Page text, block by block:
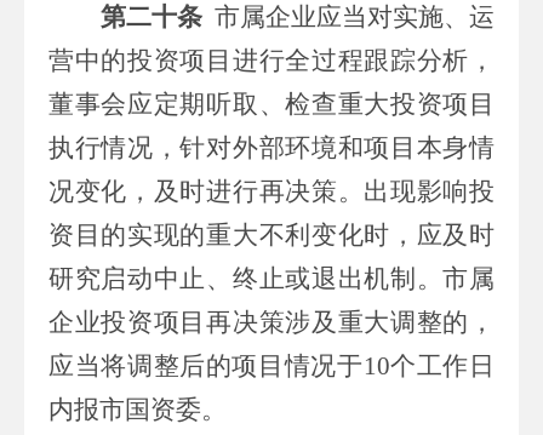
第二十条 市属企业应当对实施、运
营中的投资项目进行全过程跟踪分析，
董事会应定期听取、检查重大投资项目
执行情况，针对外部环境和项目本身情
况变化，及时进行再决策。出现影响投
资目的实现的重大不利变化时，应及时
研究启动中止、终止或退出机制。市属
企业投资项目再决策涉及重大调整的，
应当将调整后的项目情况于10个工作日
内报市国资委。